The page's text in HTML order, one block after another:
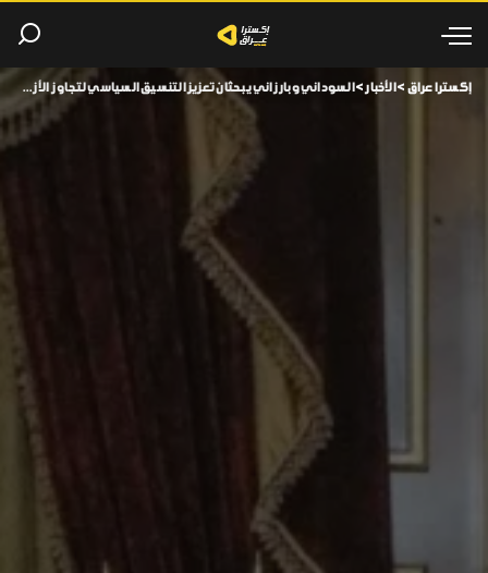
إكسترا عراق >الأخبار>السوداني وبارزاني يبحثان تعزيز التنسيق السياسي لتجاوز الأزمات العراقية